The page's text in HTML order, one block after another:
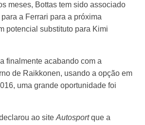
meses, Bottas tem sido associado
a Ferrari para a próxima
potencial substituto para Kimi
finalmente acabando com a
de Raikkonen, usando a opção em
uma grande oportunidade foi
ao siteAutosportque a